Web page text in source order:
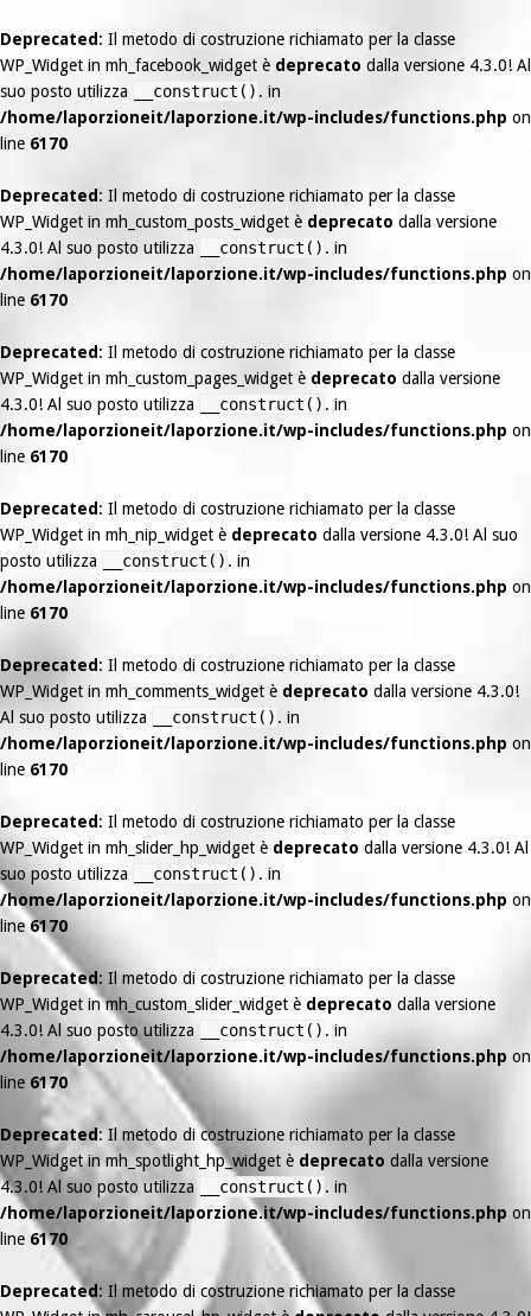
Deprecated : Il metodo di costruzione richiamato per la classe
WP_Widget in mh_facebook_widget è deprecato dalla versione 4.3.0! Al
suo posto utilizza
__construct() . in
/home/laporzioneit/laporzione.it/wp-includes/functions.php on
line 6170
Deprecated : Il metodo di costruzione richiamato per la classe
WP_Widget in mh_custom_posts_widget è deprecato dalla versione
4.3.0! Al suo posto utilizza
__construct() . in
/home/laporzioneit/laporzione.it/wp-includes/functions.php on
line 6170
Deprecated : Il metodo di costruzione richiamato per la classe
WP_Widget in mh_custom_pages_widget è deprecato dalla versione
4.3.0! Al suo posto utilizza
__construct() . in
/home/laporzioneit/laporzione.it/wp-includes/functions.php on
line 6170
Deprecated : Il metodo di costruzione richiamato per la classe
WP_Widget in mh_nip_widget è deprecato dalla versione 4.3.0! Al suo
posto utilizza
__construct() . in
/home/laporzioneit/laporzione.it/wp-includes/functions.php on
line 6170
Deprecated : Il metodo di costruzione richiamato per la classe
WP_Widget in mh_comments_widget è deprecato dalla versione 4.3.0!
Al suo posto utilizza
__construct() . in
/home/laporzioneit/laporzione.it/wp-includes/functions.php on
line 6170
Deprecated : Il metodo di costruzione richiamato per la classe
WP_Widget in mh_slider_hp_widget è deprecato dalla versione 4.3.0! Al
suo posto utilizza
__construct() . in
/home/laporzioneit/laporzione.it/wp-includes/functions.php on
line6170
Deprecated : Il metodo di costruzione richiamato per la classe
WP_Widget in mh_custom_slider_widget è deprecato dalla versione
4.3.0! Al suo posto utilizza
__construct() . in
/home/laporzioneit/laporzione.it/wp-includes/functions.php on
line 6170
Deprecated : Il metodo di costruzione richiamato per la classe
WP_Widget in mh_spotlight_hp_widget è deprecato dalla versione
4.3.0! Al suo posto utilizza
__construct() . in
/home/laporzioneit/laporzione.it/wp-includes/functions.php on
line 6170
Deprecated : Il metodo di costruzione richiamato per la classe